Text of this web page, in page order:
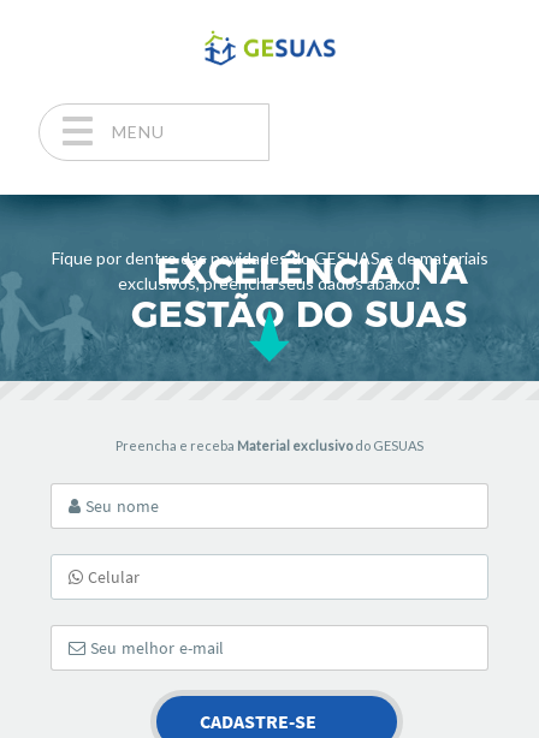
MENU
Fique por dentro das novidades do GESUAS e de materiais
exclusivos, preencha seus dados abaixo!
Preencha e receba Material exclusivodo GESUAS